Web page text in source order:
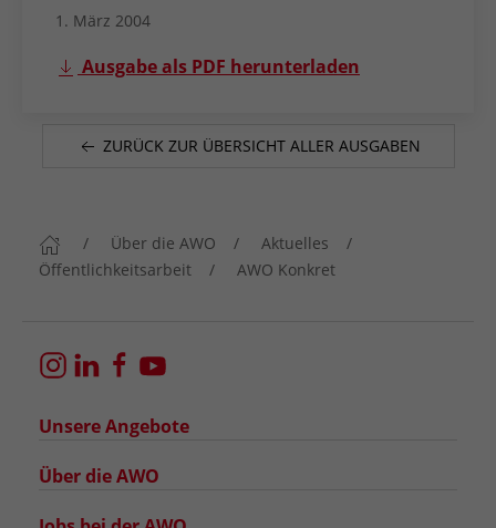
1. März 2004
Ausgabe als PDF herunterladen
ZURÜCK ZUR ÜBERSICHT ALLER AUSGABEN
Über die AWO
Aktuelles
Öffentlichkeitsarbeit
AWO Konkret
Unsere Angebote
Über die AWO